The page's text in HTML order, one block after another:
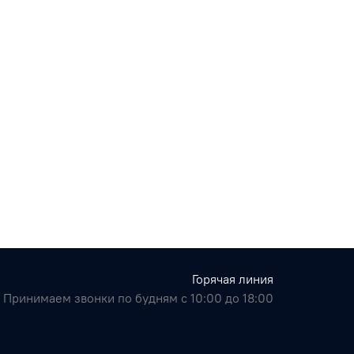
Горячая линия
Принимаем звонки по будням с 10:00 до 18:00